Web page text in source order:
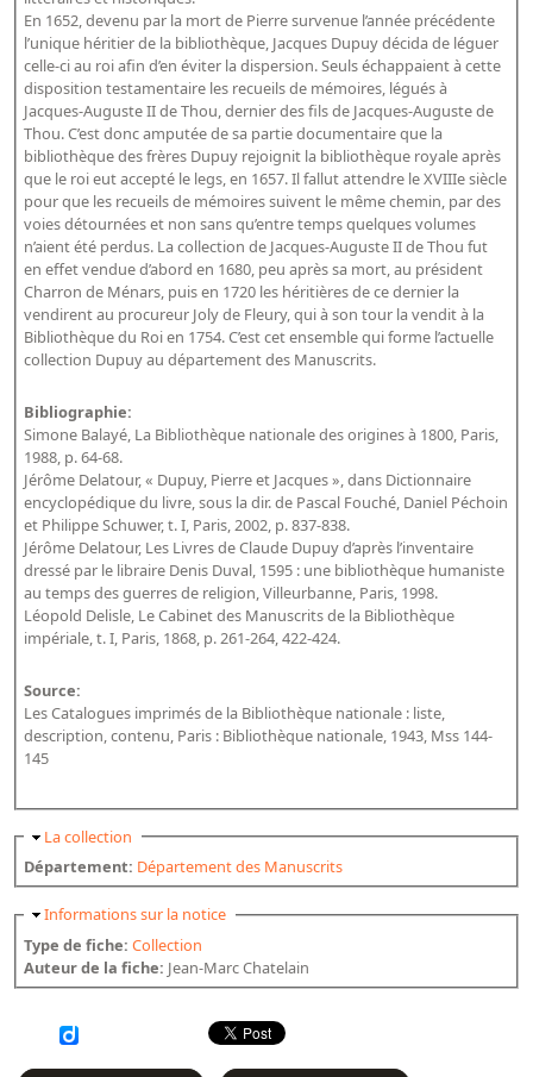
Dépôt de la Commission de récupération artistique
Appels
Appel à chercheurs : bourse Comité d’histoire de la BnF
Appel à projets
Recherche de sujets de recherche
Faire une suggestion de recherche
Fournir un témoignage et/ou un document
En 1652, devenu par la mort de Pierre survenue l’année précédente
l’unique héritier de la bibliothèque, Jacques Dupuy décida de léguer
celle-ci au roi afin d’en éviter la dispersion. Seuls échappaient à cette
disposition testamentaire les recueils de mémoires, légués à
Jacques-Auguste II de Thou, dernier des fils de Jacques-Auguste de
Thou. C’est donc amputée de sa partie documentaire que la
bibliothèque des frères Dupuy rejoignit la bibliothèque royale après
que le roi eut accepté le legs, en 1657. Il fallut attendre le XVIIIe siècle
pour que les recueils de mémoires suivent le même chemin, par des
voies détournées et non sans qu’entre temps quelques volumes
n’aient été perdus. La collection de Jacques-Auguste II de Thou fut
en effet vendue d’abord en 1680, peu après sa mort, au président
Charron de Ménars, puis en 1720 les héritières de ce dernier la
vendirent au procureur Joly de Fleury, qui à son tour la vendit à la
Bibliothèque du Roi en 1754. C’est cet ensemble qui forme l’actuelle
collection Dupuy au département des Manuscrits.
Bibliographie:
Simone Balayé, La Bibliothèque nationale des origines à 1800, Paris,
1988, p. 64-68.
Jérôme Delatour, « Dupuy, Pierre et Jacques », dans Dictionnaire
encyclopédique du livre, sous la dir. de Pascal Fouché, Daniel Péchoin
et Philippe Schuwer, t. I, Paris, 2002, p. 837-838.
Jérôme Delatour, Les Livres de Claude Dupuy d’après l’inventaire
dressé par le libraire Denis Duval, 1595 : une bibliothèque humaniste
au temps des guerres de religion, Villeurbanne, Paris, 1998.
Léopold Delisle, Le Cabinet des Manuscrits de la Bibliothèque
impériale, t. I, Paris, 1868, p. 261-264, 422-424.
Source:
Les Catalogues imprimés de la Bibliothèque nationale : liste,
description, contenu, Paris : Bibliothèque nationale, 1943, Mss 144-
145
Masquer
La collection
Département: Département des Manuscrits
Masquer
Informations sur la notice
Type de fiche:Collection
Auteur de la fiche: Jean-Marc Chatelain